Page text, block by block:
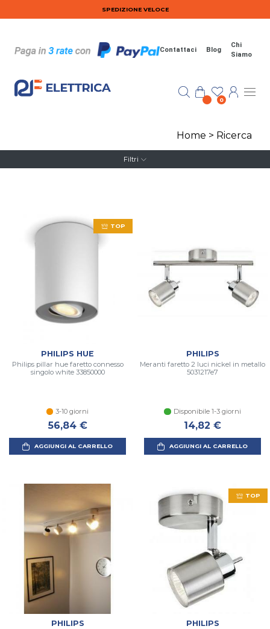
Salta al contenuto principaleSPEDIZIONE VELOCE
Contattaci Blog
Chi
Siamo
0
Home > Ricerca
Filtri
TOP
PHILIPS HUE
Philips pillar hue faretto connesso
singolo white 33850000
3-10 giorni
56,84 €
AGGIUNGI AL CARRELLO
PHILIPS
Meranti faretto 2 luci nickel in metallo
5031217e7
Disponibile 1-3 giorni
14,82 €
AGGIUNGI AL CARRELLO
PHILIPS
TOP
PHILIPS